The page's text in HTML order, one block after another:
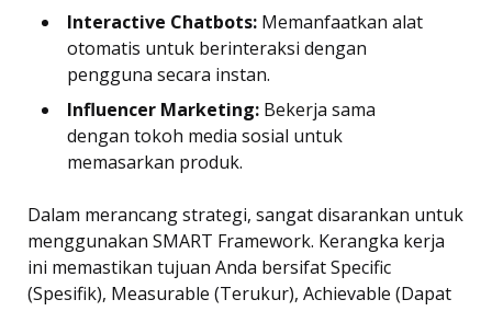
Interactive Chatbots: Memanfaatkan alat
otomatis untuk berinteraksi dengan
pengguna secara instan.
Influencer Marketing: Bekerja sama
dengan tokoh media sosial untuk
memasarkan produk.
Dalam merancang strategi, sangat disarankan untuk
menggunakan SMART Framework. Kerangka kerja
ini memastikan tujuan Anda bersifat Specific
(Spesifik), Measurable (Terukur), Achievable (Dapat